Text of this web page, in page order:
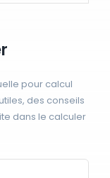
pour calcul
des conseils
dans le calculer